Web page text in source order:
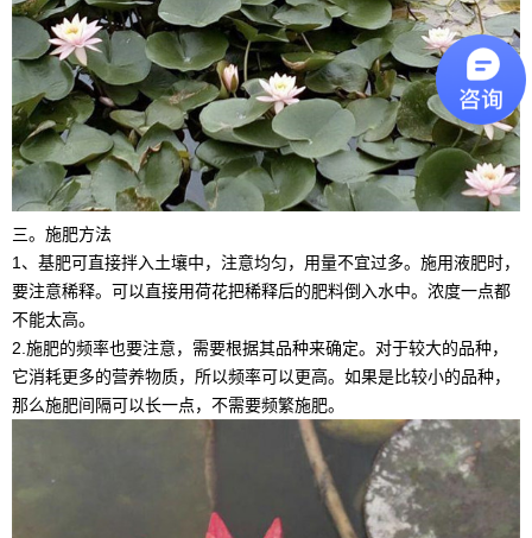
三。施肥方法
1、基肥可直接拌入土壤中，注意均匀，用量不宜过多。施用液肥时，
要注意稀释。可以直接用荷花把稀释后的肥料倒入水中。浓度一点都
不能太高。
2.施肥的频率也要注意，需要根据其品种来确定。对于较大的品种，
它消耗更多的营养物质，所以频率可以更高。如果是比较小的品种，
那么施肥间隔可以长一点，不需要频繁施肥。